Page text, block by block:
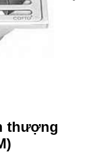
thượng